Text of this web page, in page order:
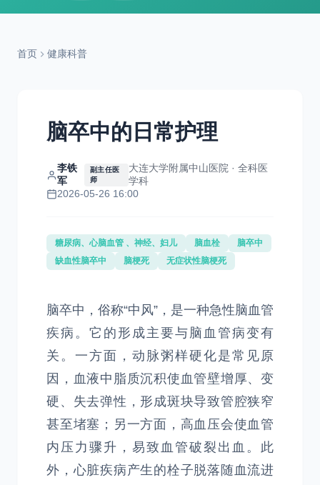
首页 健康科普
脑卒中的日常护理
李铁
军
副主任医
师
大连大学附属中山医院 · 全科医
学科
2026-05-26 16:00
糖尿病、心脑血管 、神经、妇儿 脑血栓
脑卒中
缺血性脑卒中
脑梗死 无症状性脑梗死
脑卒中，俗称“中风”，是一种急性脑血管
疾病。它的形成主要与脑血管病变有
关。一方面，动脉粥样硬化是常见原
因，血液中脂质沉积使血管壁增厚、变
硬、失去弹性，形成斑块导致管腔狭窄
甚至堵塞；另一方面，高血压会使血管
内压力骤升，易致血管破裂出血。此
外，心脏疾病产生的栓子脱落随血流进